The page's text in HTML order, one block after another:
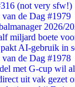
(not very sfw!)
van de Dag #1979
2026/
miljard boete
AI-gebruik in
van de Dag #1978
met G-cup wil
uit vak gezet